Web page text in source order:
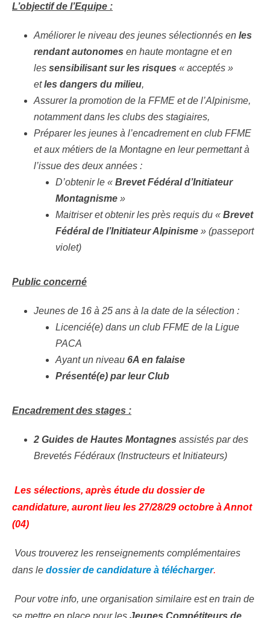
L’objectif de l’Equipe :
Améliorer le niveau des jeunes sélectionnés en les
rendant autonomes en haute montagne et en
les sensibilisant sur les risques « acceptés »
etles dangers du milieu,
Assurer la promotion de la FFME et de l’Alpinisme,
notamment dans les clubs des stagiaires,
Préparer les jeunes à l’encadrement en club FFME
et aux métiers de la Montagne en leur permettant à
l’issue des deux années :
D’obtenir le « Brevet Fédéral d’Initiateur
Montagnisme »
Maitriser et obtenir les près requis du « Brevet
Fédéral de l’Initiateur Alpinisme » (passeport
violet)
Public concerné
Jeunes de 16 à 25 ans à la date de la sélection :
Licencié(e) dans un club FFME de la Ligue
PACA
Ayant un niveau 6A en falaise
Présenté(e) par leur Club
Encadrement des stages :
2 Guides de Hautes Montagnes assistés par des
Brevetés Fédéraux (Instructeurs et Initiateurs)
Les sélections, après étude du dossier de
candidature, auront lieu les 27/28/29 octobre à Annot
(04)
Vous trouverez les renseignements complémentaires
dans le dossier de candidature à télécharger.
Pour votre info, une organisation similaire est en train de
se mettre en place pour les Jeunes Compétiteurs de